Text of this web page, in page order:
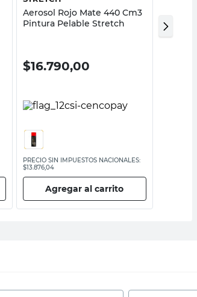
Aerosol Rojo Mate 440 Cm3
Pintura Pelable Stretch
$16.790,00
PRECIO SIN IMPUESTOS NACIONALES:
$13.876,04
Agregar al carrito
Blanco
Ploteo